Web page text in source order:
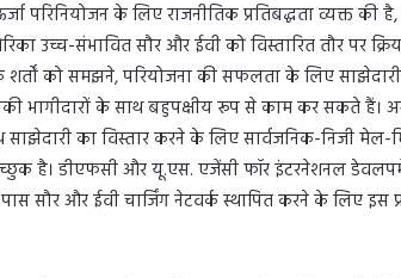
परिनियोजन के लिए राजनीतिक प्रतिबद्धता व्यक्त की
उच्च-संभावित सौर और ईवी को विस्तारित तौर पर
को समझने, परियोजना की सफलता के लिए साझेदारी
भागीदारों के साथ बहुपक्षीय रूप से काम कर सकते हैं।
का विस्तार करने के लिए सार्वजनिक-निजी मेल-
है। डीएफसी और यू.एस. एजेंसी फॉर इंटरनेशनल
सौर और ईवी चार्जिंग नेटवर्क स्थापित करने के लिए इस